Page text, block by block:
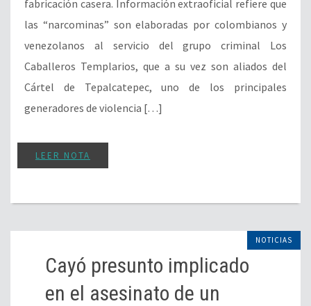
fabricación casera. Información extraoficial refiere que
las “narcominas” son elaboradas por colombianos y
venezolanos al servicio del grupo criminal Los
Caballeros Templarios, que a su vez son aliados del
Cártel de Tepalcatepec, uno de los principales
generadores de violencia […]
LEER NOTA
NOTICIAS
Cayó presunto implicado
en el asesinato de un